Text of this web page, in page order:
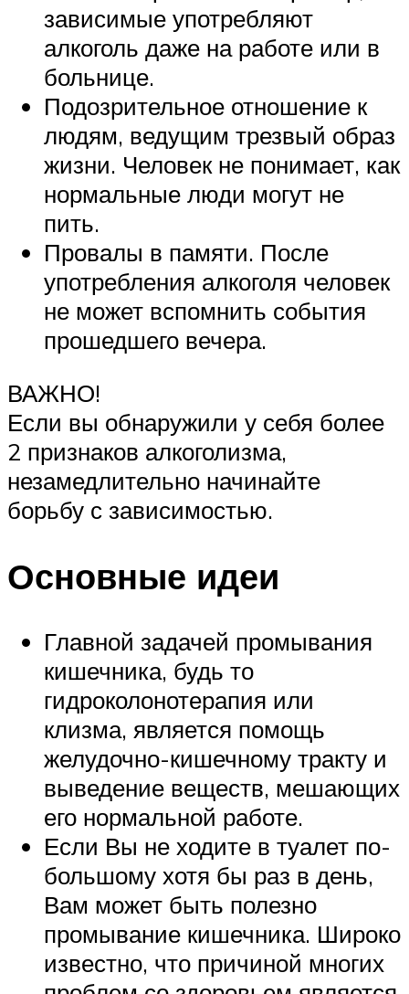
зависимые употребляют
алкоголь даже на работе или в
больнице.
Подозрительное отношение к
людям, ведущим трезвый образ
жизни. Человек не понимает, как
нормальные люди могут не
пить.
Провалы в памяти. После
употребления алкоголя человек
не может вспомнить события
прошедшего вечера.
ВАЖНО!
Если вы обнаружили у себя более
2 признаков алкоголизма,
незамедлительно начинайте
борьбу с зависимостью.
Основные идеи
Главной задачей промывания
кишечника, будь то
гидроколонотерапия или
клизма, является помощь
желудочно-кишечному тракту и
выведение веществ, мешающих
его нормальной работе.
Если Вы не ходите в туалет по-
большому хотя бы раз в день,
Вам может быть полезно
промывание кишечника. Широко
известно, что причиной многих